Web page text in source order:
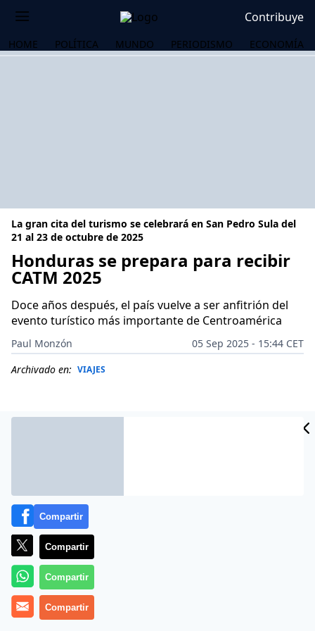
Contribuye
HOME POLÍTICA MUNDO PERIODISMO ECONOMÍA
La gran cita del turismo se celebrará en San Pedro Sula del
21 al 23 de octubre de 2025
Honduras se prepara para recibir
CATM 2025
Doce años después, el país vuelve a ser anfitrión del
evento turístico más importante de Centroamérica
Paul Monzón
05 Sep 2025 - 15:44 CET
Archivado en: VIAJES
Más información
Compartir
Compartir
Compartir
Compartir